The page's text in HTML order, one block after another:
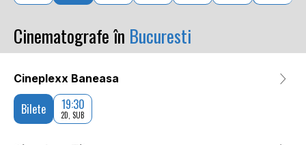
Cinematografe în Bucuresti
Cineplexx Baneasa
Bilete 19:30
2D, SUB